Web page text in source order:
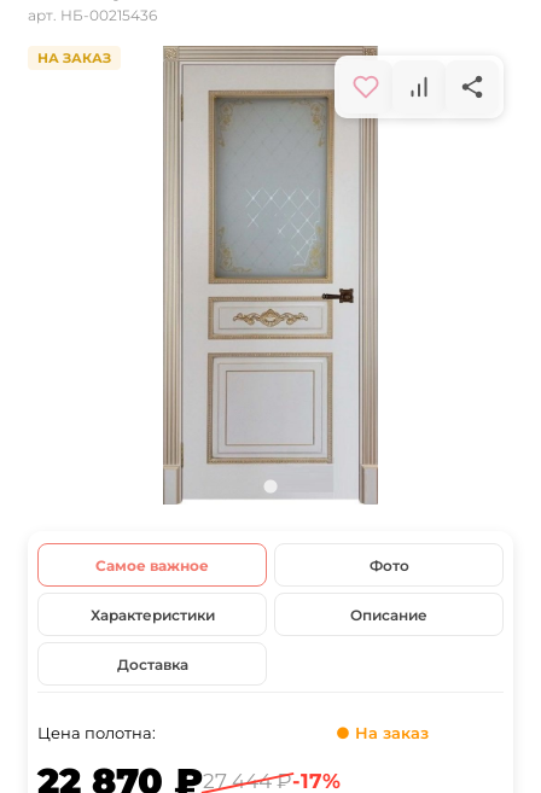
арт. НБ-00215436
НА ЗАКАЗ
Самое важное Фото
Характеристики Описание
Доставка
Цена полотна: ● На заказ
22 870 ₽27 444 ₽-17%